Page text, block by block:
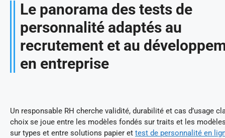
Le panorama des tests de
personnalité adaptés au
recrutement et au
en entreprise
Un responsable RH cherche validité, durabilité et cas d’usage
choix se joue entre les modèles fondés sur traits et les
sur types et entre solutions papier et test de personnalité en